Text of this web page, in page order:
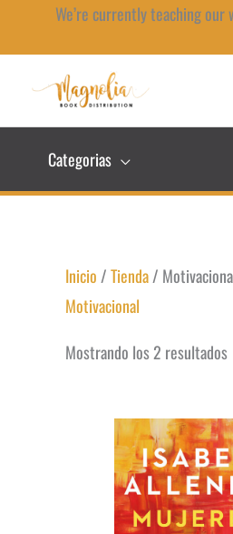
We’re currently teaching
Categorias
Inicio /Tienda/
Motivacional
Mostrando los 2 resultados